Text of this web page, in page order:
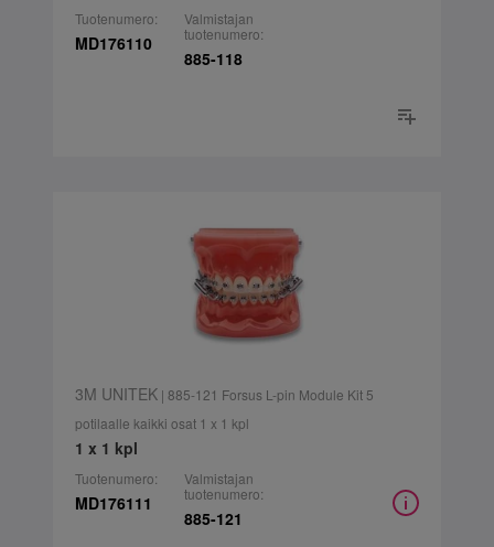
Tuotenumero:
MD176110
Valmistajan
tuotenumero:
885-118
3M UNITEK| 885-121 Forsus L-pin Module Kit 5
potilaalle kaikki osat 1 x 1 kpl
1 x 1 kpl
Tuotenumero:
MD176111
Valmistajan
tuotenumero:
885-121